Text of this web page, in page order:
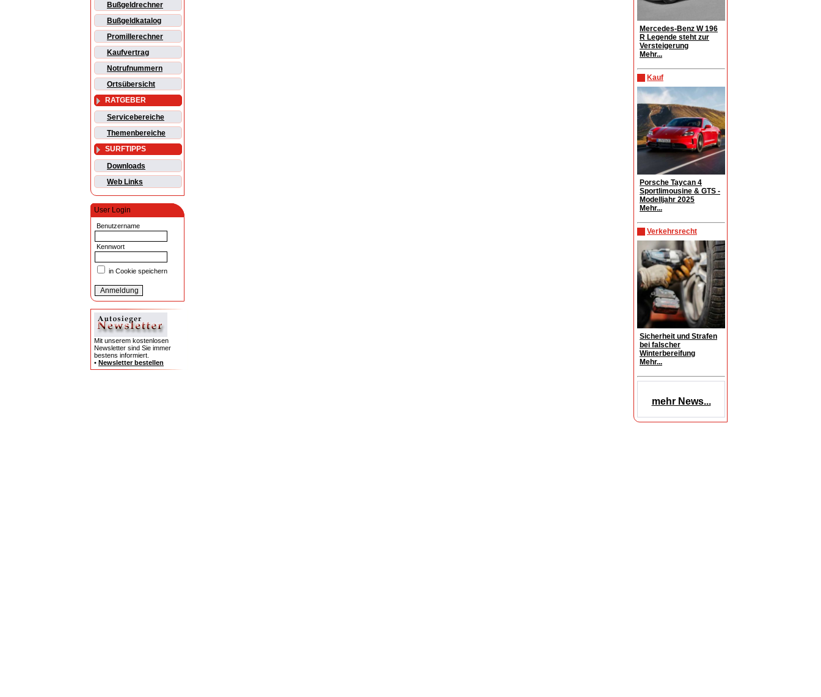
Bußgeldrechner
Bußgeldkatalog
Promillerechner
Kaufvertrag
Notrufnummern
Ortsübersicht
RATGEBER
Servicebereiche
Themenbereiche
SURFTIPPS
Downloads
Web Links
User Login
Benutzername
Kennwort
in Cookie speichern
Mit unserem kostenlosen
Newsletter sind Sie immer
bestens informiert.
• Newsletter bestellen
Mercedes-Benz W 196
R Legende steht zur
Versteigerung
Mehr...
Kauf
Porsche Taycan 4
Sportlimousine & GTS -
Modelljahr 2025
Mehr...
Verkehrsrecht
Sicherheit und Strafen
bei falscher
Winterbereifung
Mehr...
mehr News...